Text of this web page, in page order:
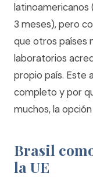
latinoamericanos
3 meses), pero
que otros países
laboratorios
propio país. Este
completo y por
muchos, la
Brasil
la UE